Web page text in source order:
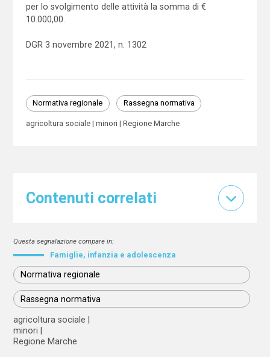
per lo svolgimento delle attività la somma di €
10.000,00.
DGR 3 novembre 2021, n. 1302
Normativa regionale Rassegna normativa
agricoltura sociale minori Regione Marche
Contenuti correlati
Questa segnalazione compare in:
Famiglie, infanzia e adolescenza
Normativa regionale
Rassegna normativa
agricoltura sociale
minori
Regione Marche